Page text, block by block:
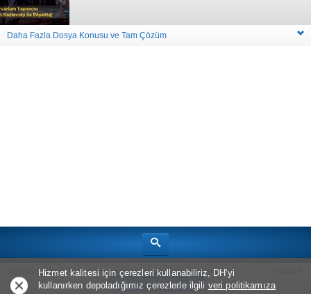
Uygulama ile Aç
Daha Fazla Dosya Konusu ve Tam Çözüm
Standart Site Görünümü Hakkımızda Oyun Haberleri
Telif Hakkı © 2026Bölüm Sonu Canavarı
Hizmet kalitesi için çerezleri kullanabiliriz, DH'yi
kullanırken depoladığımız çerezlerle ilgili veri politikamıza